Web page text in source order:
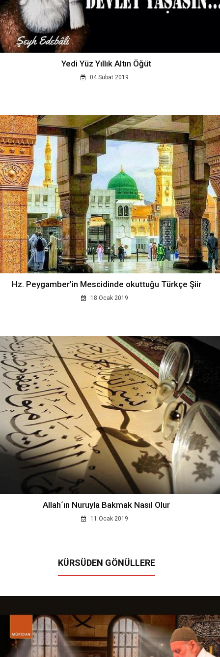
Yedi Yüz Yıllık Altın Öğüt
04 Subat 2019
Hz. Peygamber’in Mescidinde okuttuğu Türkçe Şiir
18 Ocak 2019
Allah´ın Nuruyla Bakmak Nasıl Olur
11 Ocak 2019
KÜRSÜDEN GÖNÜLLERE